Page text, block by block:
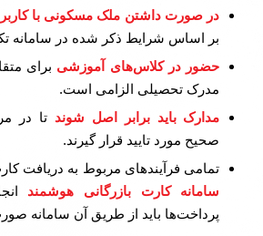
در صورت داشتن ملک مسکونی با
بر اساس شرایط ذکر شده در سامانه
حضور در کلاس‌های آموزشی برای
مدرک تحصیلی الزامی است.
مدارک باید برابر اصل شوند تا در
صحیح مورد تایید قرار گیرند.
تمامی فرآیندهای مربوط به دریافت
سامانه کارت بازرگانی هوشمند
پرداخت‌ها باید از طریق آن سامانه